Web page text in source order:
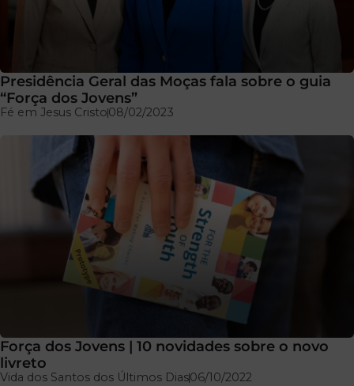
Presidência Geral das Moças fala sobre o guia
“Força dos Jovens”
Fé em Jesus Cristo08/02/2023
Força dos Jovens | 10 novidades sobre o novo
livreto
Vida dos Santos dos Últimos Dias06/10/2022